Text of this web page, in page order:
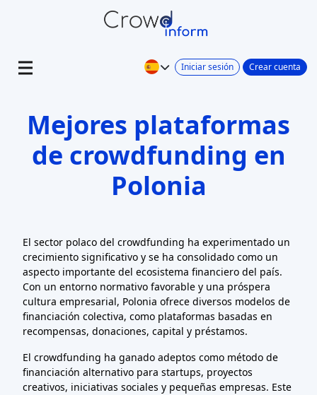
Iniciar sesión Crear cuenta
Mejores plataformas
de crowdfunding en
Polonia
El sector polaco del crowdfunding ha experimentado un
crecimiento significativo y se ha consolidado como un
aspecto importante del ecosistema financiero del país.
Con un entorno normativo favorable y una próspera
cultura empresarial, Polonia ofrece diversos modelos de
financiación colectiva, como plataformas basadas en
recompensas, donaciones, capital y préstamos.
El crowdfunding ha ganado adeptos como método de
financiación alternativo para startups, proyectos
creativos, iniciativas sociales y pequeñas empresas. Este